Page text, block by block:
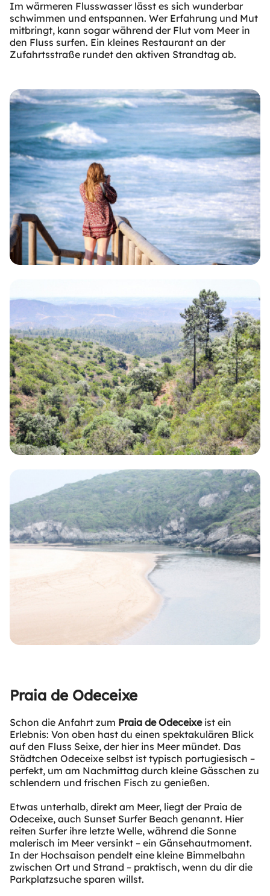
Im wärmeren Flusswasser lässt es sich wunderbar
schwimmen und entspannen. Wer Erfahrung und Mut
mitbringt, kann sogar während der Flut vom Meer in
den Fluss surfen. Ein kleines Restaurant an der
Zufahrtsstraße rundet den aktiven Strandtag ab.
Praia de Odeceixe
Schon die Anfahrt zum Praia de Odeceixeist ein
Erlebnis: Von oben hast du einen spektakulären Blick
auf den Fluss Seixe, der hier ins Meer mündet. Das
Städtchen Odeceixe selbst ist typisch portugiesisch –
perfekt, um am Nachmittag durch kleine Gässchen zu
schlendern und frischen Fisch zu genießen.
Etwas unterhalb, direkt am Meer, liegt der Praia de
Odeceixe, auch Sunset Surfer Beach genannt. Hier
reiten Surfer ihre letzte Welle, während die Sonne
malerisch im Meer versinkt – ein Gänsehautmoment.
In der Hochsaison pendelt eine kleine Bimmelbahn
zwischen Ort und Strand – praktisch, wenn du dir die
Parkplatzsuche sparen willst.